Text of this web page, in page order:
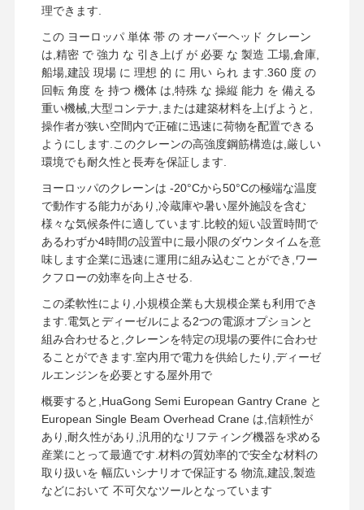
クレーンフック
エンドキャリッジ
クレーン・ポリー・ブロック
グラブ
クレーン
ギアモーターとブレーキ
ホイスト
輸送機器
持ち上げ装置
クレーン用アクセサリー
理できます.
この ヨーロッパ 単体 帯 の オーバーヘッド クレーン
は,精密 で 強力 な 引き上げ が 必要 な 製造 工場,倉庫,
船場,建設 現場 に 理想 的 に 用い られ ます.360 度 の
回転 角度 を 持つ 機体 は,特殊 な 操縦 能力 を 備える
重い機械,大型コンテナ,または建築材料を上げようと,
操作者が狭い空間内で正確に迅速に荷物を配置できる
ようにします.このクレーンの高強度鋼筋構造は,厳しい
環境でも耐久性と長寿を保証します.
ヨーロッパのクレーンは -20°Cから50°Cの極端な温度
で動作する能力があり,冷蔵庫や暑い屋外施設を含む
様々な気候条件に適しています.比較的短い設置時間で
あるわずか4時間の設置中に最小限のダウンタイムを意
味します企業に迅速に運用に組み込むことができ,ワー
クフローの効率を向上させる.
この柔軟性により,小規模企業も大規模企業も利用でき
ます.電気とディーゼルによる2つの電源オプションと
組み合わせると,クレーンを特定の現場の要件に合わせ
ることができます.室内用で電力を供給したり,ディーゼ
ルエンジンを必要とする屋外用で
概要すると,HuaGong Semi European Gantry Crane と
European Single Beam Overhead Crane は,信頼性が
あり,耐久性があり,汎用的なリフティング機器を求める
産業にとって最適です.材料の質効率的で安全な材料の
取り扱いを 幅広いシナリオで保証する 物流,建設,製造
などにおいて 不可欠なツールとなっています